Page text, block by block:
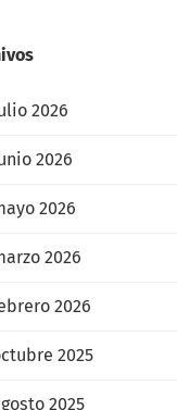
2026
2026
2026
2026
2026
2025
2025